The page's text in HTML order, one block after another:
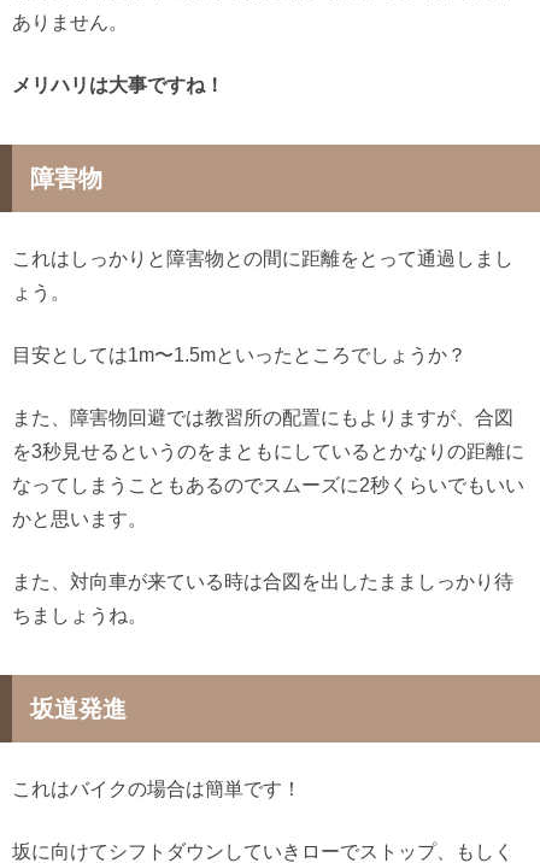
ありません。
メリハリは大事ですね！
障害物
これはしっかりと障害物との間に距離をとって通過しまし
ょう。
目安としては1m〜1.5mといったところでしょうか？
また、障害物回避では教習所の配置にもよりますが、合図
を3秒見せるというのをまともにしているとかなりの距離に
なってしまうこともあるのでスムーズに2秒くらいでもいい
かと思います。
また、対向車が来ている時は合図を出したまましっかり待
ちましょうね。
坂道発進
これはバイクの場合は簡単です！
坂に向けてシフトダウンしていきローでストップ、もしく